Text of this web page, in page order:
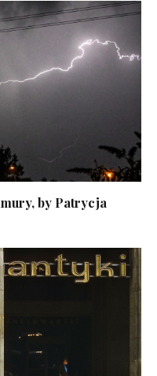
by Patrycja